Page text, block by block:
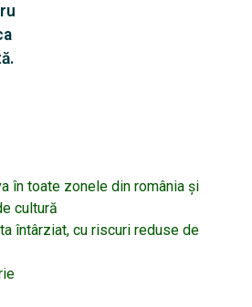
în toate zonele din românia și
cultură
întârziat, cu riscuri reduse de